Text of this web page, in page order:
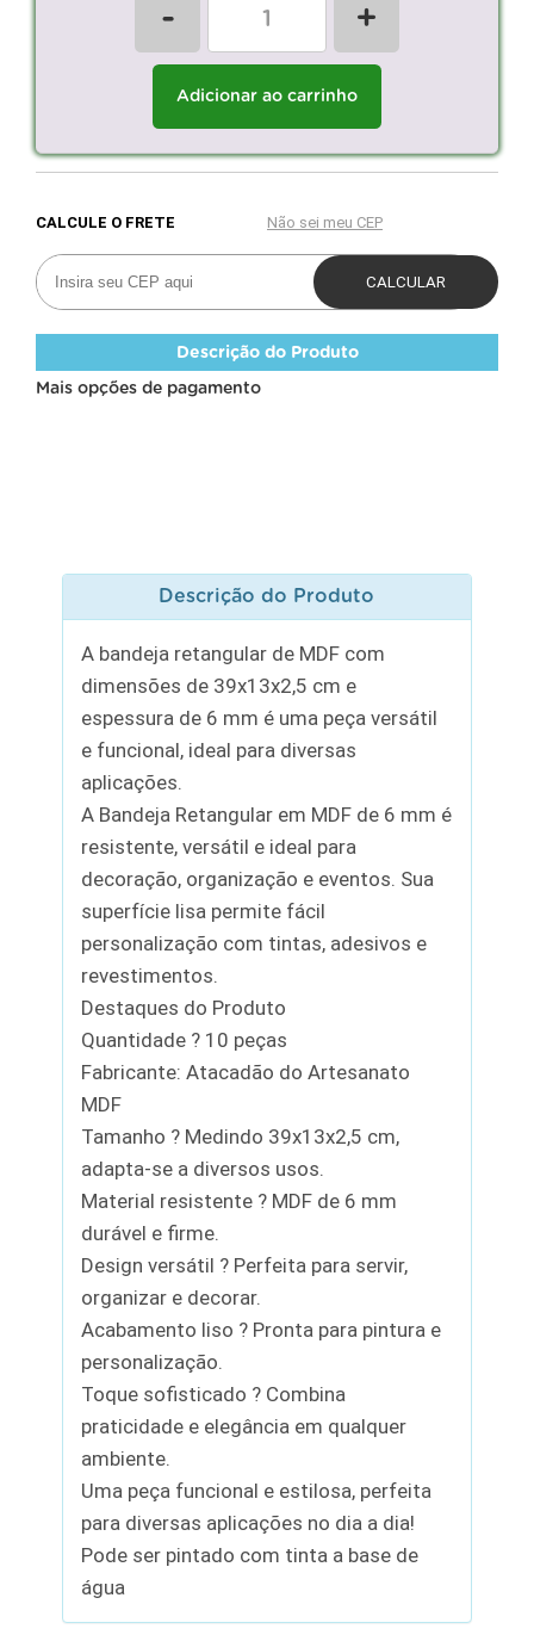
- +
Adicionar ao carrinho
Descrição do Produto
Mais opções de pagamento
Descrição do Produto
A bandeja retangular de MDF com
dimensões de 39x13x2,5 cm e
espessura de 6 mm é uma peça versátil
e funcional, ideal para diversas
aplicações.
A Bandeja Retangular em MDF de 6 mm é
resistente, versátil e ideal para
decoração, organização e eventos. Sua
superfície lisa permite fácil
personalização com tintas, adesivos e
revestimentos.
Destaques do Produto
Quantidade ? 10 peças
Fabricante: Atacadão do Artesanato
MDF
Tamanho ? Medindo 39x13x2,5 cm,
adapta-se a diversos usos.
Material resistente ? MDF de 6 mm
durável e firme.
Design versátil ? Perfeita para servir,
organizar e decorar.
Acabamento liso ? Pronta para pintura e
personalização.
Toque sofisticado ? Combina
praticidade e elegância em qualquer
ambiente.
Uma peça funcional e estilosa, perfeita
para diversas aplicações no dia a dia!
Pode ser pintado com tinta a base de
água